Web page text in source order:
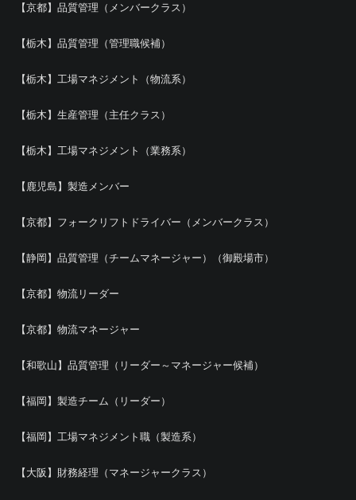
【京都】品質管理（メンバークラス）
【栃木】品質管理（管理職候補）
【栃木】工場マネジメント（物流系）
【栃木】生産管理（主任クラス）
【栃木】工場マネジメント（業務系）
【鹿児島】製造メンバー
【京都】フォークリフトドライバー（メンバークラス）
【静岡】品質管理（チームマネージャー）（御殿場市）
【京都】物流リーダー
【京都】物流マネージャー
【和歌山】品質管理（リーダー～マネージャー候補）
【福岡】製造チーム（リーダー）
【福岡】工場マネジメント職（製造系）
【大阪】財務経理（マネージャークラス）